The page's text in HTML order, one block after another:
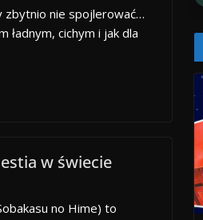
zbytnio nie spojlerować…
ładnym, cichym i jak dla
w świecie
no Hime) to